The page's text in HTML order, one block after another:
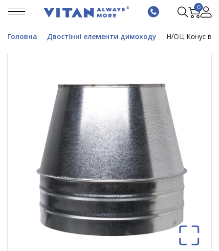
0
Головна Двостінні елементи димоходу Н/ОЦ Конус